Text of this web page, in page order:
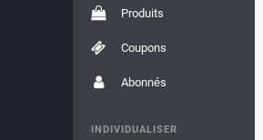
Produits
Coupons
Abonnés
INDIVIDUALISER